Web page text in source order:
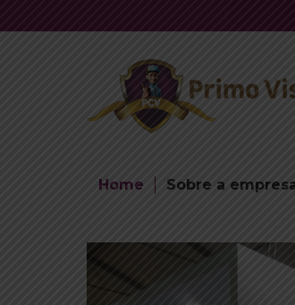
Home Sobre a